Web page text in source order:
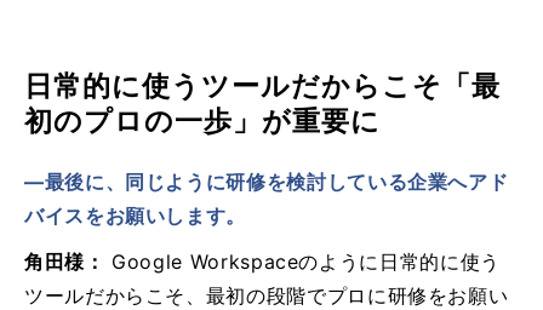
日常的に使うツールだからこそ「最
初のプロの一歩」が重要に
―最後に、同じように研修を検討している企業へアド
バイスをお願いします。
角田様：
Google Workspaceのように日常的に使う
ツールだからこそ、最初の段階でプロに研修をお願い